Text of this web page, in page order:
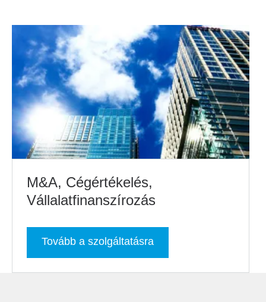
M&A, Cégértékelés,
Vállalatfinanszírozás
Tovább a szolgáltatásra